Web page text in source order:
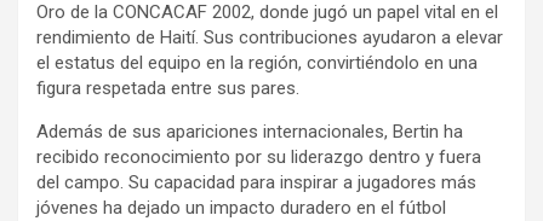
Oro de la CONCACAF 2002, donde jugó un papel vital en el
rendimiento de Haití. Sus contribuciones ayudaron a elevar
el estatus del equipo en la región, convirtiéndolo en una
figura respetada entre sus pares.
Además de sus apariciones internacionales, Bertin ha
recibido reconocimiento por su liderazgo dentro y fuera
del campo. Su capacidad para inspirar a jugadores más
jóvenes ha dejado un impacto duradero en el fútbol